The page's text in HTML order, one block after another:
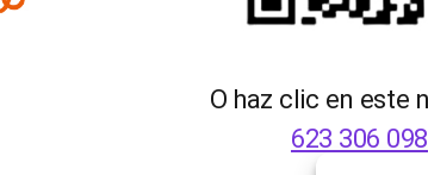
O haz clic en este
623 306 098